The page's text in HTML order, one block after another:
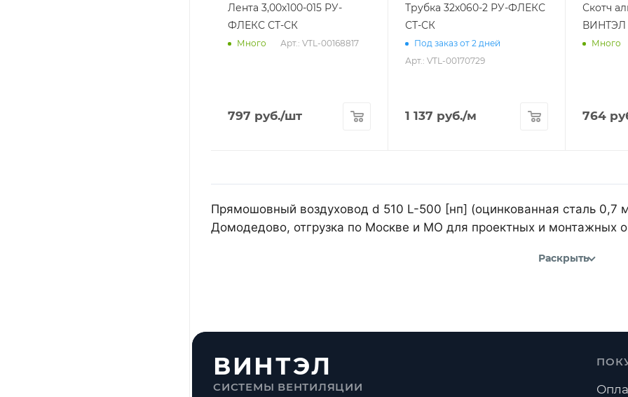
Лента 3,00х100-015 РУ-
ФЛЕКС СТ-СК
Много Арт.: VTL-00168817
797 руб./шт
Трубка 32х060-2 РУ-ФЛЕКС
СТ-СК
Под заказ от 2 дней
Арт.: VTL-00170729
1 137 руб./м
Скотч
ВИНТЭЛ
Много
764
Прямошовный воздуховод d 510 L-500 [нп] (оцинкованная сталь
Домодедово, отгрузка по Москве и МО для проектных и монтажных
Раскрыть
ВИНТЭЛ
СИСТЕМЫ ВЕНТИЛЯЦИИ